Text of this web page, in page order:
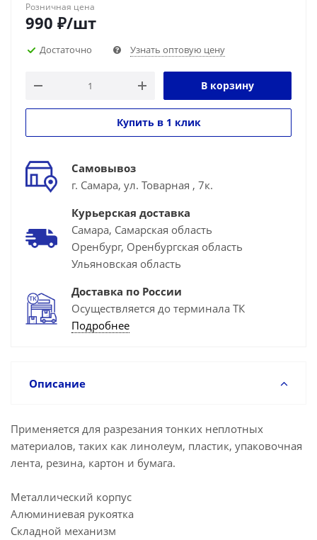
Розничная цена
990 ₽/шт
Достаточно Узнать оптовую цену
В корзину
Купить в 1 клик
Самовывоз
г. Самара, ул. Товарная , 7к.
Курьерская доставка
Самара, Самарская область
Оренбург, Оренбургская область
Ульяновская область
Доставка по России
Осуществляется до терминала ТК
Подробнее
Описание
Применяется для разрезания тонких неплотных
материалов, таких как линолеум, пластик, упаковочная
лента, резина, картон и бумага.
Металлический корпус
Алюминиевая рукоятка
Складной механизм